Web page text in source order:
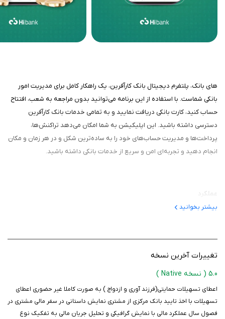
های بانک، پلتفرم دیجیتال بانک کارآفرین، یک راهکار کامل برای مدیریت امور
بانکی شماست. با استفاده از این برنامه می‌توانید بدون مراجعه به شعب، افتتاح
حساب کنید، کارت بانکی دریافت نمایید و به تمامی خدمات بانک کارآفرین
دسترسی داشته باشید. این اپلیکیشن به شما امکان می‌دهد تراکنش‌ها،
پرداخت‌ها و مدیریت حساب‌های خود را به ساده‌ترین شکل و در هر زمان و مکان
انجام دهید و تجربه‌ای امن و سریع از خدمات بانکی داشته باشید.
انجام دهند. این برنامه امکان انتقال وجه، پرداخت قبوض، خرید شارژ و
مشاهده موجودی را فراهم می‌کند. همه عملیات مالی در محیطی امن و رمزگذاری
حساب‌ها و کارت‌های خود را مدیریت کنند. علاوه بر این، گزارش کامل تراکنش‌ها
در اختیار شما قرار می‌گیرد و امکان مدیریت چند حساب به صورت همزمان فراهم
شده است.
بیشتر بخوانید
تغییرات آخرین نسخه
5.0 ( نسخه Native )
اعطای تسهیلات حمایتی(فرزند آوری و ازدواج ) به صورت کاملا غیر حضوری اعطای
تسهیلات با اخذ تایید بانک مرکزی از مشتری نمایش داستانی در سفر مالی مشتری در
فصول سال عملکرد مالی با نمایش گرافیکی و تحلیل جریان مالی به تفکیک نوع